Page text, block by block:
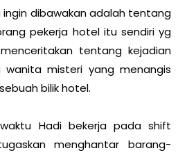
ingin dibawakan adalah tentang
pekerja hotel itu sendiri yg
tentang kejadian
misteri yang menangis
bilik hotel.
Hadi bekerja pada shift
menghantar barang-